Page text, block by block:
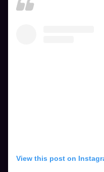
View this post on